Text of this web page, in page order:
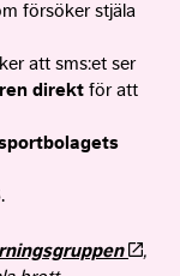
försöker stjäla
att sms:et ser
direkt för att
,